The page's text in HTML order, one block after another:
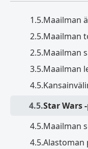
1.5.Maailman
2.5.Maailman
2.5.Maailman
3.5.Maailman
4.5.
4.5.Star Wars
4.5.Maailman
4.5.Alastoman